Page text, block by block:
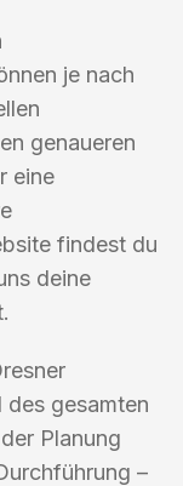
je nach
genaueren
eine
findest du
deine
des gesamten
Planung
–